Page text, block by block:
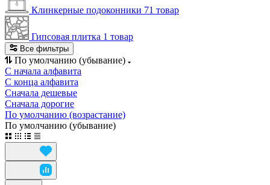
Клинкерные подоконники 71 товар
Гипсовая плитка 1 товар
Все фильтры
По умолчанию (убывание)
С начала алфавита
С конца алфавита
Сначала дешевые
Сначала дорогие
По умолчанию (возрастание)
По умолчанию (убывание)